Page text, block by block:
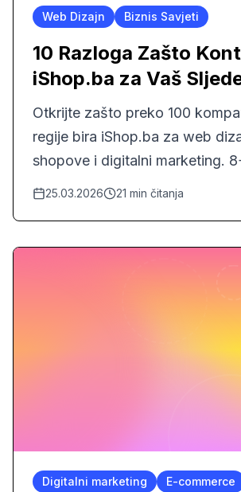
Web Dizajn Biznis Savjeti
10 Razloga Zašto
iShop.ba za Vaš
Projekat
Otkrijte zašto preko 100
regije bira iShop.ba za web
shopove i digitalni marketing.
iskustva, fokus na rezultate,
25.03.2026 21 min čitanja
Digitalni marketing E-commerce